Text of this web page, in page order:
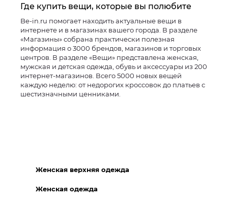
Где купить вещи, которые вы полюбите
Be-in.ru помогает находить актуальные вещи в
интернете и в магазинах вашего города. В разделе
«Магазины» собрана практически полезная
информация о 3000 брендов, магазинов и торговых
центров. В разделе «Вещи» представлена женская,
мужская и детская одежда, обувь и аксессуары из 200
интернет-магазинов. Всего 5000 новых вещей
каждую неделю: от недорогих кроссовок до платьев с
шестизначными ценниками.
Женская верхняя одежда
Женская одежда